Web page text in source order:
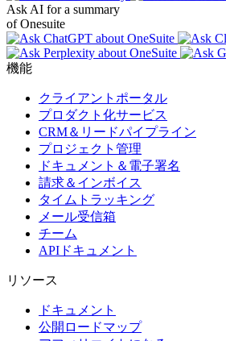
Ask AI for a summary
of Onesuite
機能
クライアントポータル
プロダクト化サービス
CRM＆リードパイプライン
プロジェクト管理
ドキュメント＆電子署名
請求＆インボイス
タイムトラッキング
メール受信箱
チーム
APIドキュメント
リソース
ドキュメント
公開ロードマップ